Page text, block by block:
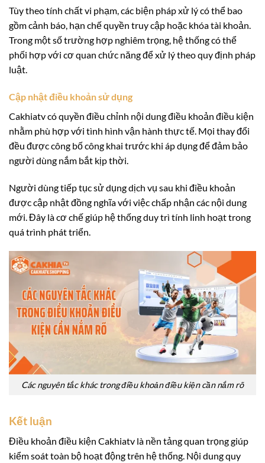
Tùy theo tính chất vi phạm, các biện pháp xử lý có thể bao
gồm cảnh báo, hạn chế quyền truy cập hoặc khóa tài khoản.
Trong một số trường hợp nghiêm trọng, hệ thống có thể
phối hợp với cơ quan chức năng để xử lý theo quy định pháp
luật.
Cập nhật điều khoản sử dụng
Cakhiatv có quyền điều chỉnh nội dung điều khoản điều kiện
nhằm phù hợp với tình hình vận hành thực tế. Mọi thay đổi
đều được công bố công khai trước khi áp dụng để đảm bảo
người dùng nắm bắt kịp thời.
Người dùng tiếp tục sử dụng dịch vụ sau khi điều khoản
được cập nhật đồng nghĩa với việc chấp nhận các nội dung
mới. Đây là cơ chế giúp hệ thống duy trì tính linh hoạt trong
quá trình phát triển.
Các nguyên tắc khác trong điều khoản điều kiện cần nắm rõ
Kết luận
Điều khoản điều kiện Cakhiatv là nền tảng quan trọng giúp
kiểm soát toàn bộ hoạt động trên hệ thống. Nội dung quy